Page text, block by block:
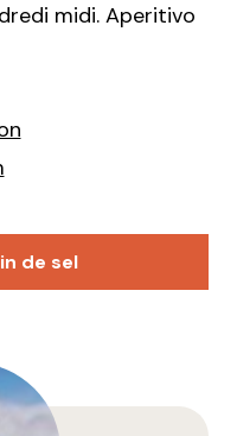
midi. Aperitivo
de sel
publiée.
avec